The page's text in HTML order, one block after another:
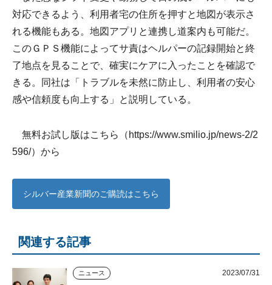
対応できるよう、利用者宅の住所を押すと地図が表示さ
れる機能もある。地図アプリと連携し道案内も可能だ。
このＧＰＳ機能によってサ責はヘルパーの記録開始と終
了地点を見ることで、確実にケアに入ったことを確認で
きる。同社は「トラブルを未然に防止し、利用者の安心
感や信頼度も向上する」と説明している。
無料お試し版はこちら（ https://www.smilio.jp/news-2/2
596/）から
シルバー産業新聞のご購読はこちら
関連する記事
ニュース 2023/07/31